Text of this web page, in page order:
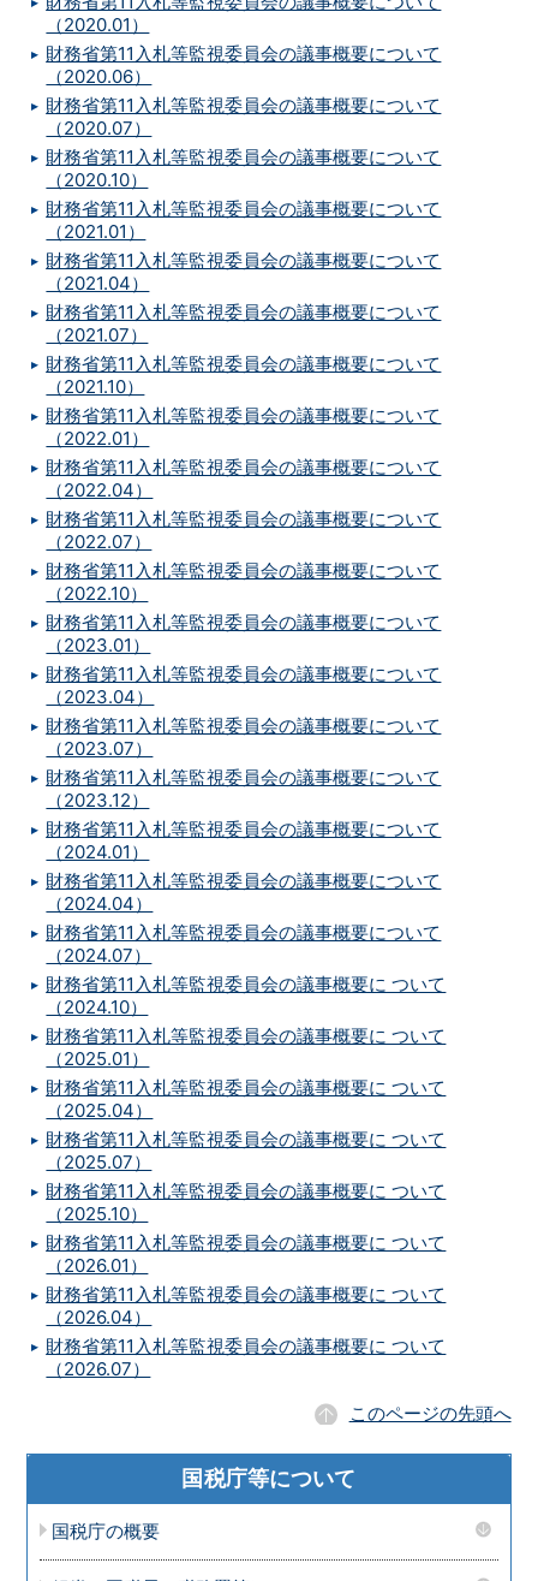
（2020.01）
財務省第11入札等監視委員会の議事概要について
（2020.06）
財務省第11入札等監視委員会の議事概要について
（2020.07）
財務省第11入札等監視委員会の議事概要について
（2020.10）
財務省第11入札等監視委員会の議事概要について
（2021.01）
財務省第11入札等監視委員会の議事概要について
（2021.04）
財務省第11入札等監視委員会の議事概要について
（2021.07）
財務省第11入札等監視委員会の議事概要について
（2021.10）
財務省第11入札等監視委員会の議事概要について
（2022.01）
財務省第11入札等監視委員会の議事概要について
（2022.04）
財務省第11入札等監視委員会の議事概要について
（2022.07）
財務省第11入札等監視委員会の議事概要について
（2022.10）
財務省第11入札等監視委員会の議事概要について
（2023.01）
財務省第11入札等監視委員会の議事概要について
（2023.04）
財務省第11入札等監視委員会の議事概要について
（2023.07）
財務省第11入札等監視委員会の議事概要について
（2023.12）
財務省第11入札等監視委員会の議事概要について
（2024.01）
財務省第11入札等監視委員会の議事概要について
（2024.04）
財務省第11入札等監視委員会の議事概要について
（2024.07）
財務省第11入札等監視委員会の議事概要に ついて
（2024.10）
財務省第11入札等監視委員会の議事概要に ついて
（2025.01）
財務省第11入札等監視委員会の議事概要に ついて
（2025.04）
財務省第11入札等監視委員会の議事概要に ついて
（2025.07）
財務省第11入札等監視委員会の議事概要に ついて
（2025.10）
財務省第11入札等監視委員会の議事概要に ついて
（2026.01）
財務省第11入札等監視委員会の議事概要に ついて
（2026.04）
財務省第11入札等監視委員会の議事概要に ついて
（2026.07）
このページの先頭へ
国税庁等について
国税庁の概要